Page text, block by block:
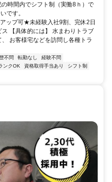
時間内でシフト制（実働8ｈ）で
です。
ップ可★未経験入社9割、完休2日
【具体的には】 水まわりトラブ
お客様宅などを訪問し各種トラ
不問 転勤なし
経験不問
ンクOK 資格取得手当あり
シフト制